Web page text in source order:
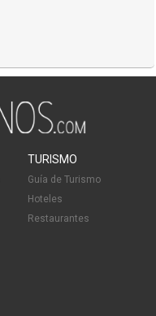
TURISMO
Guía de Turismo
Hoteles
Restaurantes